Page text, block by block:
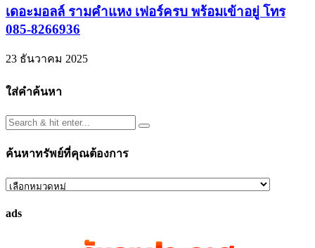
เดอะมอลล์ รามคำแหง เฟอร์ครบ พร้อมเข้าอยู่ โทร
085-8266936
23 ธันวาคม 2025
ใส่คำค้นหา
ค้นหาทรัพย์ที่คุณต้องการ
ค้นหา
ที่
ads